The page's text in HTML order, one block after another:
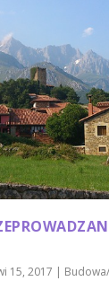
15, 2017 |